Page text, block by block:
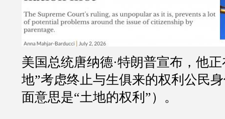
美国总统唐纳德·特朗普宣布，他
地”考虑终止与生俱来的权利公民
面意思是“土地的权利”）。